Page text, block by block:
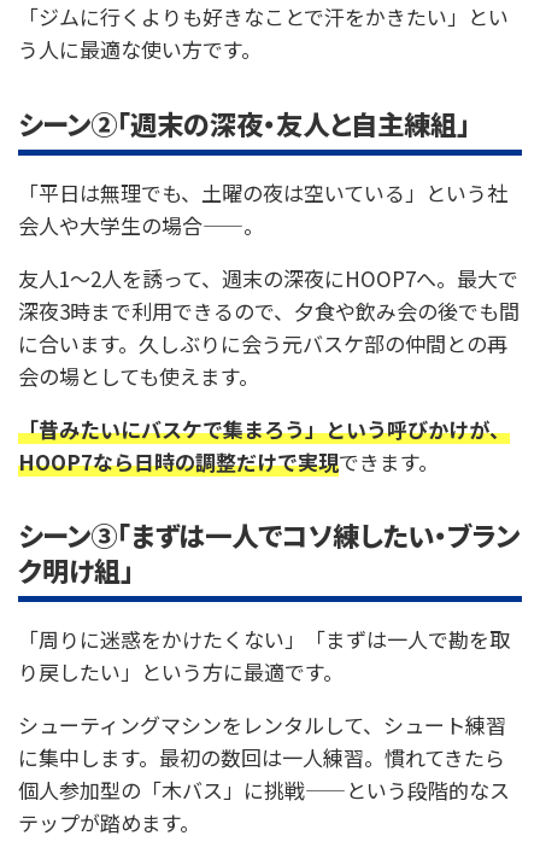
「ジムに行くよりも好きなことで汗をかきたい」とい
う人に最適な使い方です。
シーン②「週末の深夜・友人と自主練組」
「平日は無理でも、土曜の夜は空いている」という社
会人や大学生の場合——。
友人1〜2人を誘って、週末の深夜にHOOP7へ。最大で
深夜3時まで利用できるので、夕食や飲み会の後でも間
に合います。久しぶりに会う元バスケ部の仲間との再
会の場としても使えます。
「昔みたいにバスケで集まろう」という呼びかけが、
HOOP7なら日時の調整だけで実現できます。
シーン③「まずは一人でコソ練したい・ブラン
ク明け組」
「周りに迷惑をかけたくない」「まずは一人で勘を取
り戻したい」という方に最適です。
シューティングマシンをレンタルして、シュート練習
に集中します。最初の数回は一人練習。慣れてきたら
個人参加型の「木バス」に挑戦——という段階的なス
テップが踏めます。